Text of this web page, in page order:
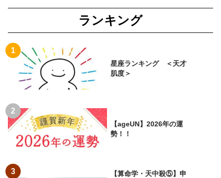
ランキング
星座ランキング ＜天才
肌度＞
【ageUN】2026年の運
勢！！
【算命学・天中殺⑤】申